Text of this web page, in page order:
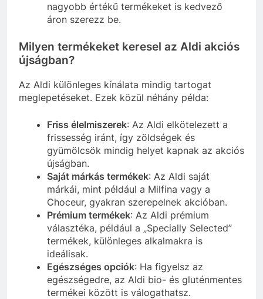
nagyobb értékű termékeket is kedvező
áron szerezz be.
Milyen termékeket keresel az Aldi akciós
újságban?
Az Aldi különleges kínálata mindig tartogat
meglepetéseket. Ezek közül néhány példa:
Friss élelmiszerek: Az Aldi elkötelezett a
frissesség iránt, így zöldségek és
gyümölcsök mindig helyet kapnak az akciós
újságban.
Saját márkás termékek: Az Aldi saját
márkái, mint például a Milfina vagy a
Choceur, gyakran szerepelnek akcióban.
Prémium termékek: Az Aldi prémium
választéka, például a „Specially Selected”
termékek, különleges alkalmakra is
ideálisak.
Egészséges opciók: Ha figyelsz az
egészségedre, az Aldi bio- és gluténmentes
termékei között is válogathatsz.